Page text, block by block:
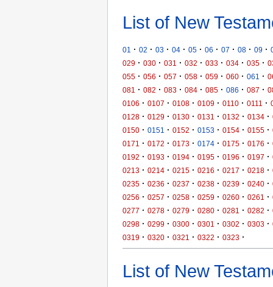
List of New
01 · 02 · 03 · 04 · 05 · 06 · 07 · 08 · 09 ·
029 · 030 · 031 · 032 · 033 · 034 · 035 ·
055 · 056 · 057 · 058 · 059 · 060 · 061 ·
081
· 082 · 083 · 084 · 085 · 086 · 087 ·
0106 · 0107 · 0108 · 0109 · 0110 · 0111 ·
0128 · 0129 · 0130 · 0131 · 0132 · 0134 ·
0150 · 0151 · 0152 · 0153 · 0154 · 0155 ·
0171
· 0172 · 0173 · 0174 · 0175 · 0176 ·
0192 · 0193 · 0194 · 0195 · 0196 · 0197 ·
0213 · 0214 · 0215 · 0216 · 0217 · 0218 ·
0235 · 0236 · 0237 · 0238 · 0239 · 0240 ·
0256 · 0257 · 0258 · 0259 · 0260 · 0261 ·
0277 · 0278 · 0279 · 0280 · 0281 · 0282 ·
0298 · 0299 · 0300 · 0301 · 0302 · 0303 ·
0319 · 0320 · 0321 · 0322 · 0323 ·
List of New